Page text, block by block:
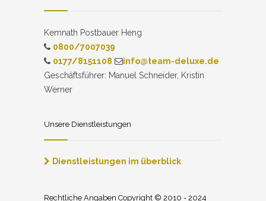
Kemnath Postbauer Heng
0800/7007039
0177/8151108
info@team-deluxe.de
Geschäftsführer: Manuel Schneider, Kristin
Werner
Unsere Dienstleistungen
Dienstleistungen im überblick
Rechtliche Angaben Copyright © 2010 - 2024